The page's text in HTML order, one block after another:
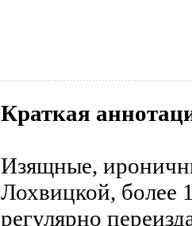
Краткая
Изящные,
Лохвицкой, более
регулярно